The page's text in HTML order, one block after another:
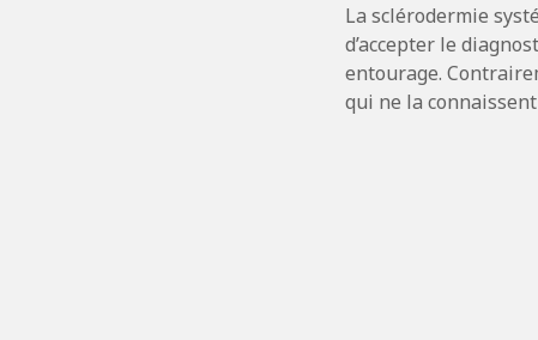
La sclérodermie
d’accepter le
entourage.
qui ne la